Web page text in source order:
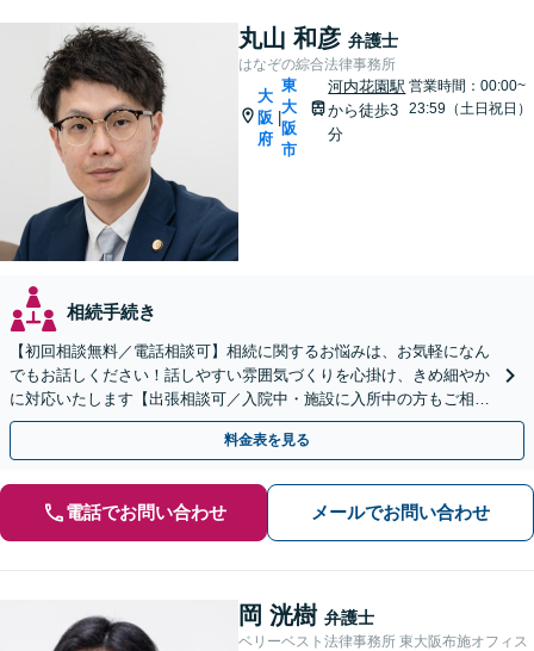
丸山 和彦 弁護士
はなぞの綜合法律事務所
大
阪
府
|
東
大
阪
市
河内花園駅
から徒歩3
分
営業時間：00:00~
23:59（土日祝日）
相続手続き
【初回相談無料／電話相談可】相続に関するお悩みは、お気軽になん
でもお話しください！話しやすい雰囲気づくりを心掛け、きめ細やか
に対応いたします【出張相談可／入院中・施設に入所中の方もご相談
ください】【子連れ相談・車いす利用可】
料金表を見る
電話でお問い合わせ メールでお問い合わせ
岡 洸樹 弁護士
ベリーベスト法律事務所 東大阪布施オフィス